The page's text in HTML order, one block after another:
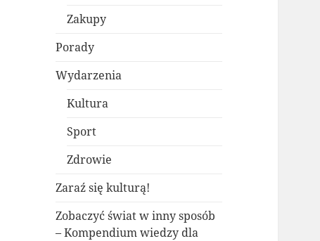
Zakupy
Porady
Wydarzenia
Kultura
Sport
Zdrowie
Zaraź się kulturą!
Zobaczyć świat w inny sposób
– Kompendium wiedzy dla